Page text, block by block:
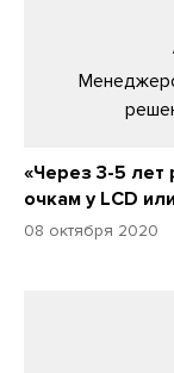
«Через 3-5 лет
очкам у LCD
08 октября 2020